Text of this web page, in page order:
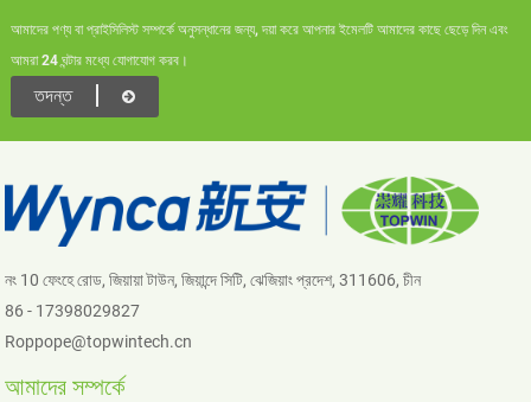
আমাদের পণ্য বা প্রাইসিলিস্ট সম্পর্কে অনুসন্ধানের জন্য, দয়া করে আপনার ইমেলটি আমাদের কাছে ছেড়ে দিন এবং
আমরা 24 ঘন্টার মধ্যে যোগাযোগ করব।
তদন্ত
নং 10 ফেংহে রোড, জিয়ায়া টাউন, জিয়ান্দে সিটি, ঝেজিয়াং প্রদেশ, 311606, চীন
86 - 17398029827
Roppope@topwintech.cn
আমাদের সম্পর্কে